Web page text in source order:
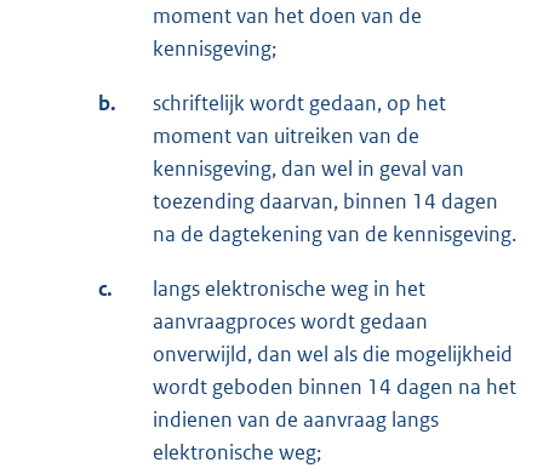
moment van het doen van de
kennisgeving;
b.
schriftelijk wordt gedaan, op het
moment van uitreiken van de
kennisgeving, dan wel in geval van
toezending daarvan, binnen 14 dagen
na de dagtekening van de kennisgeving.
c.
langs elektronische weg in het
aanvraagproces wordt gedaan
onverwijld, dan wel als die mogelijkheid
wordt geboden binnen 14 dagen na het
indienen van de aanvraag langs
elektronische weg;